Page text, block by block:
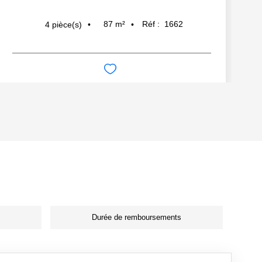
4 pièce(s) 87 m² Réf : 1662
Durée de remboursements